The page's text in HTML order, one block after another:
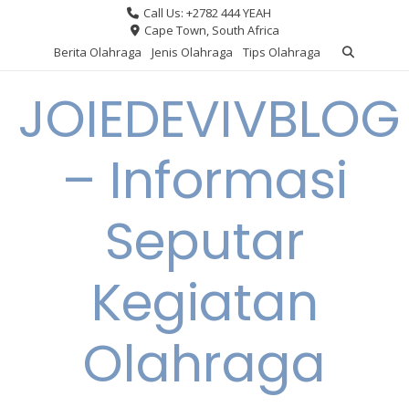
Call Us: +2782 444 YEAH
Cape Town, South Africa
Berita Olahraga
Jenis Olahraga Tips Olahraga
JOIEDEVIVBLOG
– Informasi
Seputar
Kegiatan
Olahraga